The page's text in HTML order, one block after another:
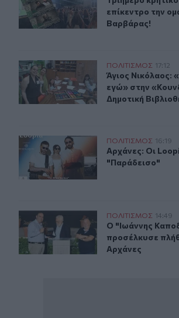
επίκεντρο την
Βαρβάρας!
Άγιος Νικόλαος: «Ο ήρωας μου,
ΠΟΛΙΤΙΣΜΟΣ 17:12
Άγιος
Άγιος Νικόλαος:
εγώ» στην
Δημοτική
Αρχάνες: Οι Loopia στον "Παράδεισο"
ΠΟΛΙΤΙΣΜΟΣ 16:19
Αρχάνες: Οι
Αρχάνες: Οι
"Παράδεισο"
Ο "Ιωάννης Καποδίστριας"
ΠΟΛΙΤΙΣΜΟΣ 14:49
Ο "Ιωάννης
Ο "Ιωάννης
προσέλκυσε
Αρχάνες